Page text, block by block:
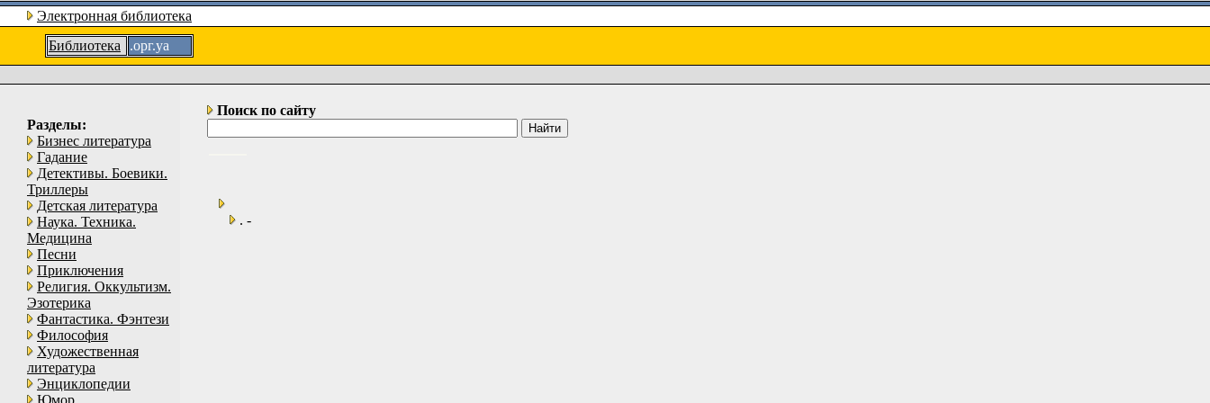
Электронная библиотека
Библиотека
.орг.уа
Разделы:
Бизнес литература
Гадание
Детективы. Боевики.
Триллеры
Детская литература
Наука. Техника.
Медицина
Песни
Приключения
Религия. Оккультизм.
Эзотерика
Фантастика. Фэнтези
Философия
Художественная
литература
Энциклопедии
Юмор
Поиск по сайту
. -